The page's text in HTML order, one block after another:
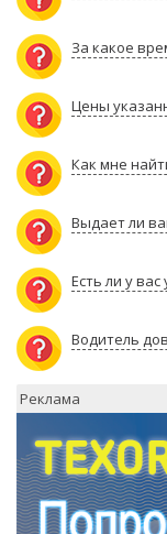
За какое
Цены
Как мне
Выдает ли
Есть ли у
Водитель
Реклама